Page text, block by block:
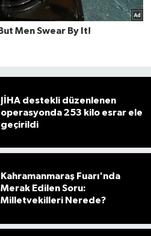
JİHA destekli düzenlenen
operasyonda 253 kilo esrar ele
geçirildi
Kahramanmaraş Fuarı'nda
Merak Edilen Soru:
Milletvekilleri Nerede?